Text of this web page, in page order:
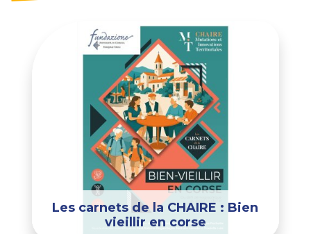
Les carnets de la CHAIRE : Bien
vieillir en corse